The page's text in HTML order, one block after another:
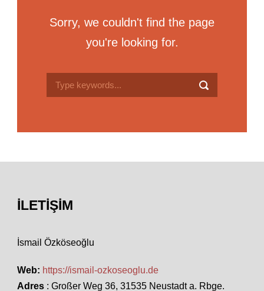
Sorry, we couldn't find the page
you're looking for.
İLETIŞIM
İsmail Özköseoğlu
Web: https://ismail-ozkoseoglu.de
Adres : Großer Weg 36, 31535 Neustadt a. Rbge.